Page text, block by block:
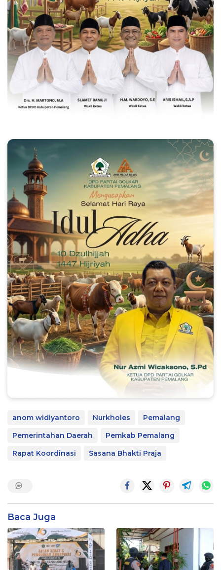
anom widiyantoro Nurkholes
Pemalang
Pemerintahan Daerah
Pemkab Pemalang
Rapat Koordinasi
Sasana Bhakti Praja
Baca Juga